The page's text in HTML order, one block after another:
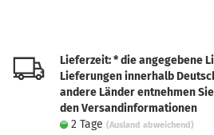
Lieferzeit: * die angegebene
Lieferungen innerhalb
andere Länder entnehmen
den Versandinformationen
2 Tage (Ausland abweichend)